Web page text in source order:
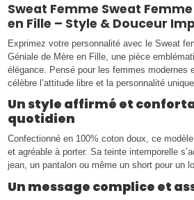
Sweat Femme Sweat
en Fille – Style & Douceur
Exprimez votre personnalité avec le Sweat
Géniale de Mère en Fille, une pièce
élégance. Pensé pour les femmes modernes
célèbre l’attitude libre et la personnalité
Un style affirmé et
quotidien
Confectionné en 100% coton doux, ce
et agréable à porter. Sa teinte intemporelle
jean, un pantalon ou même un short pour un
Un message complice et